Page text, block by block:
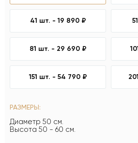
41 шт. -19 890 ₽
81 шт. - 29 690 ₽
151 шт. - 54 790 ₽
РАЗМЕРЫ:
Диаметр 50 см.
Высота 50 - 60 см.